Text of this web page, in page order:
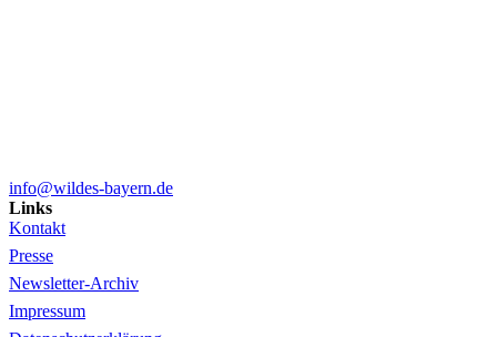
info@wildes-bayern.de
Links
Kontakt
Presse
Newsletter-Archiv
Impressum